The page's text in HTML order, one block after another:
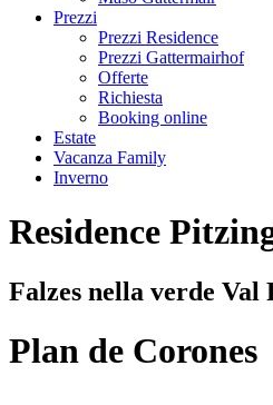
Prezzi
Prezzi Residence
Prezzi Gattermairhof
Offerte
Richiesta
Booking online
Estate
Vacanza Family
Inverno
Residence
Falzes nella verde Val
Plan de Corones